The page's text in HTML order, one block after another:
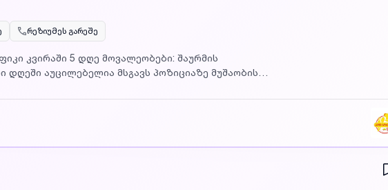
რეზიუმეს გარეშე
აუცილებელია მსგავს პოზიციაზე მუშაობის
ტრანსპორტირება უზრუნველყოფილია
აუცილებელია მიუთითოთ რომელ